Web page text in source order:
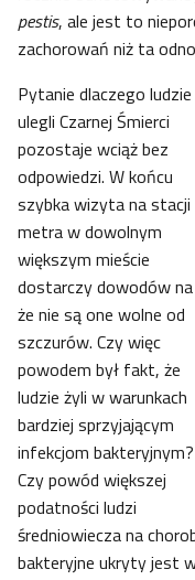
pestis, ale jest to
zachorowań niż ta
Pytanie dlaczego ludzie
ulegli Czarnej Śmierci
pozostaje wciąż bez
odpowiedzi. W końcu
szybka wizyta na stacji
metra w dowolnym
większym mieście
dostarczy dowodów
że nie są one wolne od
szczurów. Czy więc
powodem był fakt, że
ludzie żyli w warunkach
bardziej sprzyjającym
infekcjom bakteryjnym?
Czy powód większej
podatności ludzi
średniowiecza na
bakteryjne ukryty jest